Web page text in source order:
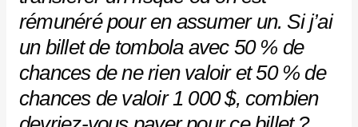
rémunéré pour en assumer un. Si j’ai
un billet de tombola avec 50 % de
chances de ne rien valoir et 50 % de
chances de valoir 1 000 $, combien